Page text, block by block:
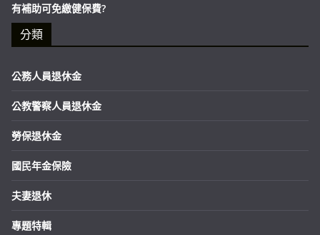
有補助可免繳健保費?
分類
公務人員退休金
公教警察人員退休金
勞保退休金
國民年金保險
夫妻退休
專題特輯